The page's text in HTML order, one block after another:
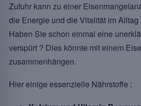
Zufuhr kann zu einer
die Energie und die Vitalität im
Haben Sie schon einmal eine
verspürt ? Dies könnte mit einem
zusammenhängen.
Hier einige essenzielle Nährstoffe :